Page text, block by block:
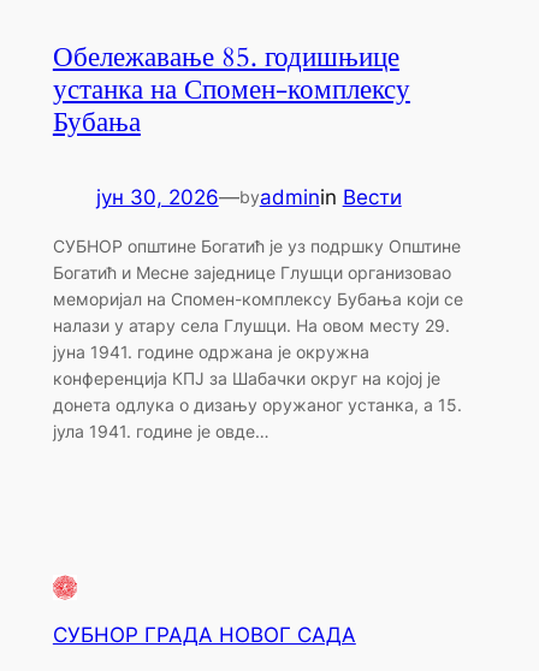
Обележавање 85. годишњице
устанка на Спомен-комплексу
Бубања
јун 30, 2026—byadminin Вести
СУБНОР општине Богатић је уз подршку Општине
Богатић и Месне заједнице Глушци организовао
меморијал на Спомен-комплексу Бубања који се
налази у атару села Глушци. На овом месту 29.
јуна 1941. године одржана је окружна
конференција КПЈ за Шабачки округ на којој је
донета одлука о дизању оружаног устанка, а 15.
јула 1941. године је овде…
СУБНОР ГРАДА НОВОГ САДА